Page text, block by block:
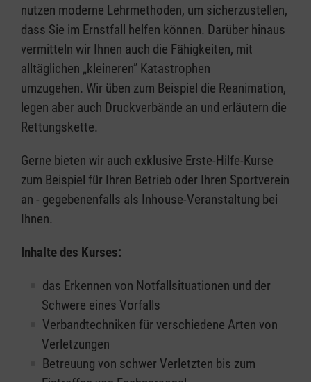
nutzen moderne Lehrmethoden, um sicherzustellen,
dass Sie im Ernstfall helfen können. Darüber hinaus
vermitteln wir Ihnen auch die Fähigkeiten, mit
alltäglichen „kleineren” Katastrophen
umzugehen. Wir üben zum Beispiel die Reanimation,
legen aber auch Druckverbände an und erläutern die
Rettungskette.
Gerne bieten wir auch exklusive Erste-Hilfe-Kurse
zum Beispiel für Ihren Betrieb oder Ihren Sportverein
an - gegebenenfalls als Inhouse-Veranstaltung bei
Ihnen.
Inhalte des Kurses:
das Erkennen von Notfallsituationen und der
Schwere eines Vorfalls
Verbandtechniken für verschiedene Arten von
Verletzungen
Betreuung von schwer Verletzten bis zum